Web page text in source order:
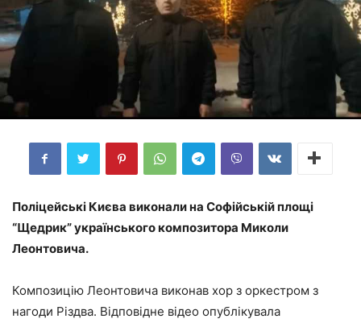
Поліцейські Києва виконали на Софійській площі
“Щедрик” українського композитора Миколи
Леонтовича.
Композицію Леонтовича виконав хор з оркестром з
нагоди Різдва. Відповідне відео опублікувала